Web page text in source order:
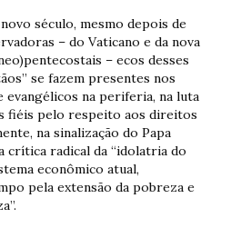
século, mesmo depois de
– do Vaticano e da nova
– ecos desses
se fazem presentes nos
na periferia, na luta
fiéis pelo respeito aos direitos
na sinalização do Papa
crítica radical da “idolatria do
econômico atual,
pela extensão da pobreza e